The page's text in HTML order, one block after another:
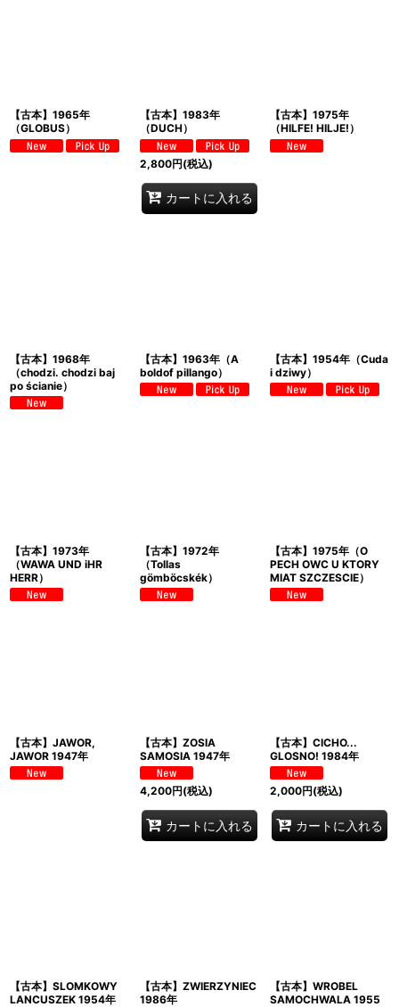
【古本】1965年
（GLOBUS）
【古本】1983年
（DUCH）
2,800円(税込)
カートに入れる
【古本】1975年
（HILFE! HILJE!）
【古本】1968年
（chodzi. chodzi baj
po ścianie）
【古本】1963年（A
boldof pillango）
【古本】1954年（Cuda
i dziwy）
【古本】1973年
（WAWA UND iHR
HERR）
【古本】1972年
（Tollas
gömböcskék）
【古本】1975年（O
PECH OWC U KTORY
MIAT SZCZESCIE）
【古本】JAWOR,
JAWOR 1947年
【古本】ZOSIA
SAMOSIA 1947年
4,200円(税込)
カートに入れる
【古本】CICHO...
GLOSNO! 1984年
2,000円(税込)
カートに入れる
【古本】SLOMKOWY
LANCUSZEK 1954年
【古本】ZWIERZYNIEC
1986年
【古本】WROBEL
SAMOCHWALA 1955